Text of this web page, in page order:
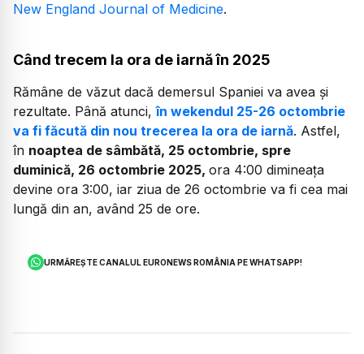
New England Journal of Medicine.
Când trecem la ora de iarnă în 2025
Rămâne de văzut dacă demersul Spaniei va avea și
rezultate. Până atunci,în wekendul 25-26 octombrie
va fi făcută din nou trecerea la ora de iarnă. Astfel,
în noaptea de sâmbătă, 25 octombrie, spre
duminică, 26 octombrie 2025, ora 4:00 dimineața
devine ora 3:00, iar ziua de 26 octombrie va fi cea mai
lungă din an, având 25 de ore.
URMĂREȘTE CANALUL EURONEWS ROMÂNIA PE WHATSAPP!